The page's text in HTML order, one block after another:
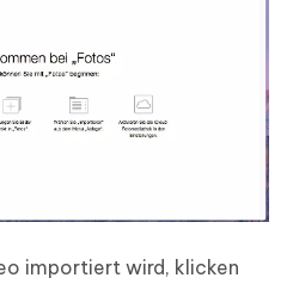
importiert wird, klicken